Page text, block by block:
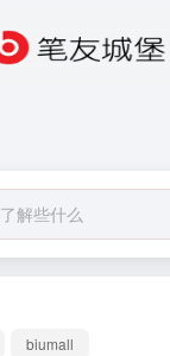
biumall